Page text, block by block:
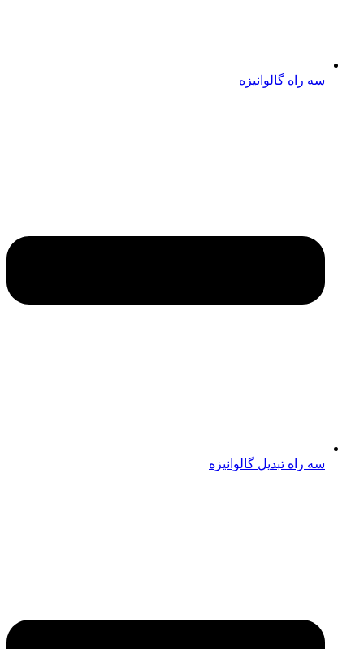
سه راه گالوانیزه
سه راه تبدیل گالوانیزه